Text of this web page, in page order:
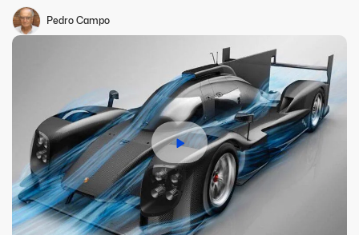
Desde el año 2008 se desempeña como experto invitado en la
materia dinámica de vehículos del Instituto Tecnológico Buenos
Pedro Campo